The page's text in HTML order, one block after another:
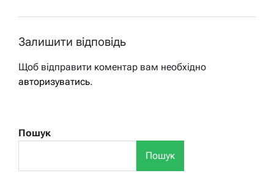
Залишити відповідь
Щоб відправити коментар вам необхідно
авторизуватись.
Пошук
Пошук